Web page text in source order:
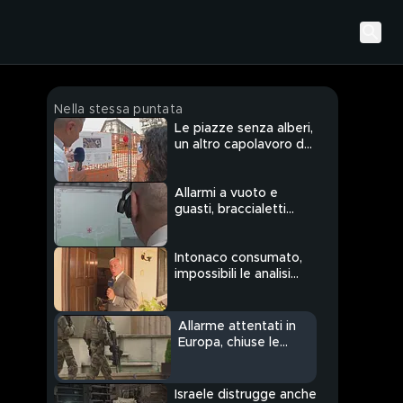
Nella stessa puntata
Le piazze senza alberi,
un altro capolavoro del
Allarmi a vuoto e
guasti, braccialetti
Intonaco consumato,
impossibili le analisi
Allarme attentati in
Europa, chiuse le
Israele distrugge anche